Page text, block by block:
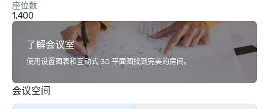
座位数
1,400
了解会议室
使用设置图表和互动式 3D 平面图找到完美的房间。
会议空间